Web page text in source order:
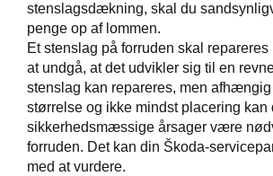
= højere
mindre slid
stenslagsdækning, skal du
penge op af lommen.
Et stenslag på forruden skal
at undgå, at det udvikler sig til en
stenslag kan repareres, men
størrelse og ikke mindst placering kan
sikkerhedsmæssige årsager være
forruden. Det kan din Škoda-
med at vurdere.